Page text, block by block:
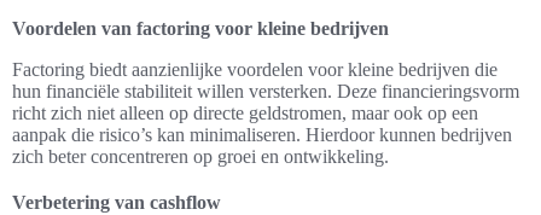
Voordelen van factoring voor kleine bedrijven
Factoring biedt aanzienlijke voordelen voor kleine bedrijven die
hun financiële stabiliteit willen versterken. Deze financieringsvorm
richt zich niet alleen op directe geldstromen, maar ook op een
aanpak die risico’s kan minimaliseren. Hierdoor kunnen bedrijven
zich beter concentreren op groei en ontwikkeling.
Verbetering van cashflow